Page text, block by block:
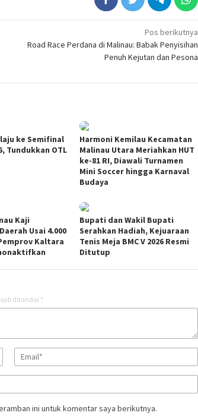
Pos berikutnya
Road Race Perdana di Malinau: Babak Penyisihan
Penuh Kejutan dan Pesona
ke Semifinal
Tundukkan OTL
Harmoni Kemilau Kecamatan
Malinau Utara Meriahkan HUT
ke-81 RI, Diawali Turnamen
Mini Soccer hingga Karnaval
Budaya
Kaji
Usai 4.000
Kaltara
Bupati dan Wakil Bupati
Serahkan Hadiah, Kejuaraan
Tenis Meja BMC V 2026 Resmi
Ditutup
ditandai *
ini untuk komentar saya berikutnya.